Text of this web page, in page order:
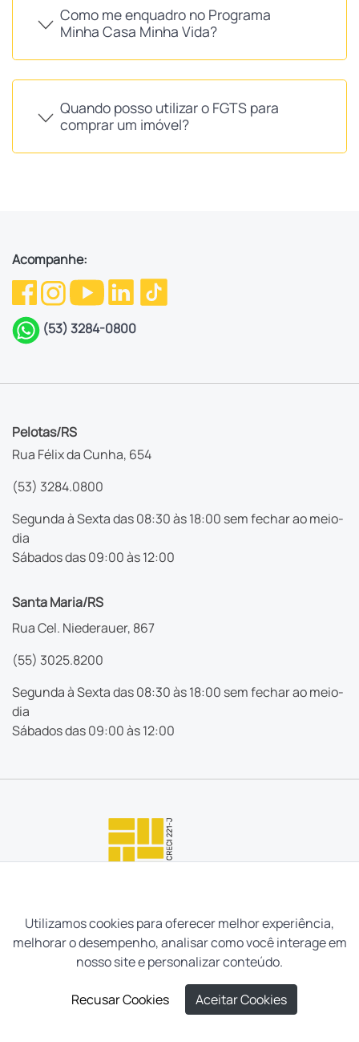
Como me enquadro no Programa
Minha Casa Minha Vida?
Quando posso utilizar o FGTS para
comprar um imóvel?
Acompanhe:
(53) 3284-0800
Pelotas/RS
Rua Félix da Cunha, 654
(53) 3284.0800
Segunda à Sexta das 08:30 às 18:00 sem fechar ao meio-
dia
Sábados das 09:00 às 12:00
Santa Maria/RS
Rua Cel. Niederauer, 867
(55) 3025.8200
Segunda à Sexta das 08:30 às 18:00 sem fechar ao meio-
dia
Sábados das 09:00 às 12:00
Neves e Filhos Administração e Intermediação de Imóveis
Utilizamos cookies para oferecer melhor experiência,
melhorar o desempenho, analisar como você interage em
nosso site e personalizar conteúdo.
Recusar Cookies Aceitar Cookies